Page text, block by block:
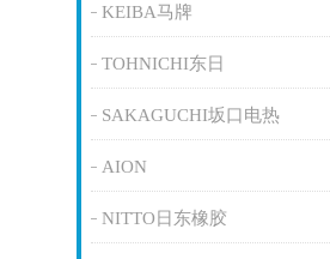
KEIBA马牌
TOHNICHI东日
SAKAGUCHI坂口电热
AION
NITTO日东橡胶